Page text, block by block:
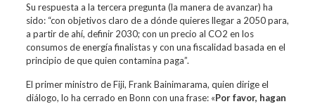
Su respuesta a la tercera pregunta (la manera de avanzar) ha
sido: “con objetivos claro de a dónde quieres llegar a 2050 para,
a partir de ahí, definir 2030; con un precio al CO2 en los
consumos de energía finalistas y con una fiscalidad basada en el
principio de que quien contamina paga”.
El primer ministro de Fiji, Frank Bainimarama, quien dirige el
diálogo, lo ha cerrado en Bonn con una frase: «Por favor, hagan